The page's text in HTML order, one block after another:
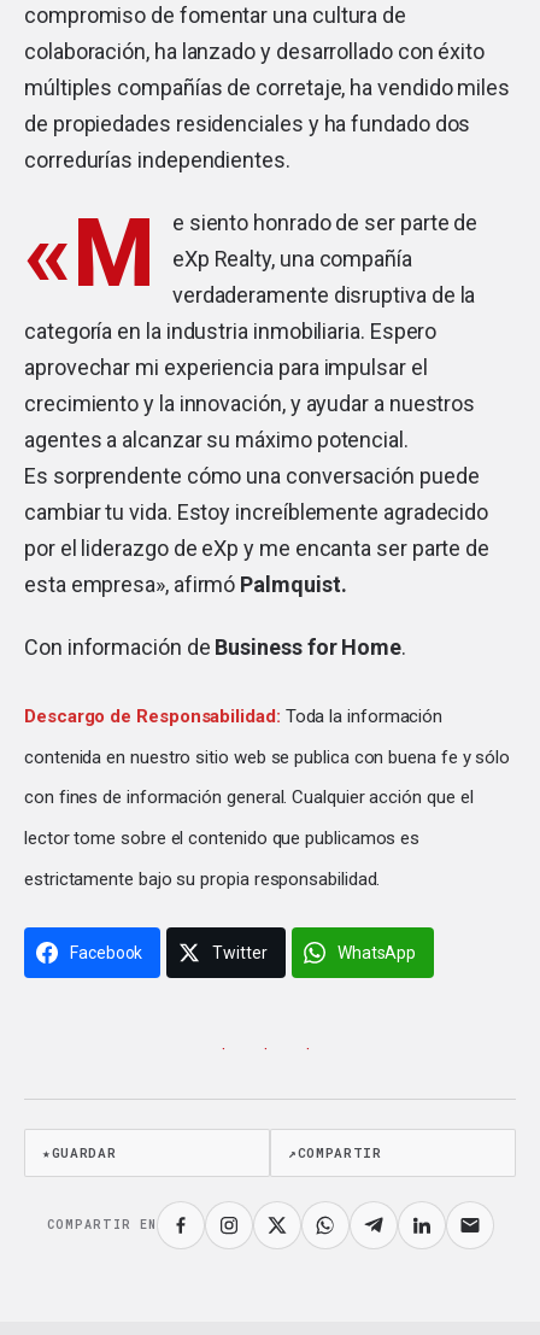
compromiso de fomentar una cultura de
colaboración, ha lanzado y desarrollado con éxito
múltiples compañías de corretaje, ha vendido miles
de propiedades residenciales y ha fundado dos
corredurías independientes.
«M
e siento honrado de ser parte de
eXp Realty, una compañía
verdaderamente disruptiva de la
categoría en la industria inmobiliaria. Espero
aprovechar mi experiencia para impulsar el
crecimiento y la innovación, y ayudar a nuestros
agentes a alcanzar su máximo potencial.
Es sorprendente cómo una conversación puede
cambiar tu vida. Estoy increíblemente agradecido
por el liderazgo de eXp y me encanta ser parte de
esta empresa», afirmó Palmquist.
Con información de Business for Home.
Descargo de Responsabilidad: Toda la información
contenida en nuestro sitio web se publica con buena fe y sólo
con fines de información general. Cualquier acción que el
lector tome sobre el contenido que publicamos es
estrictamente bajo su propia responsabilidad.
Facebook Twitter WhatsApp
· · ·
★GUARDAR ↗COMPARTIR
COMPARTIR EN